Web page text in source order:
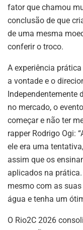
fator que chamou
conclusão de que
de uma mesma
conferir o troco.
A experiência
a vontade e o
Independentemente
no mercado, o
começar e não ter
rapper Rodrigo Ogi:
ele era uma
assim que os
aplicados na
mesmo com as suas
água e tenha um
O Rio2C 2026